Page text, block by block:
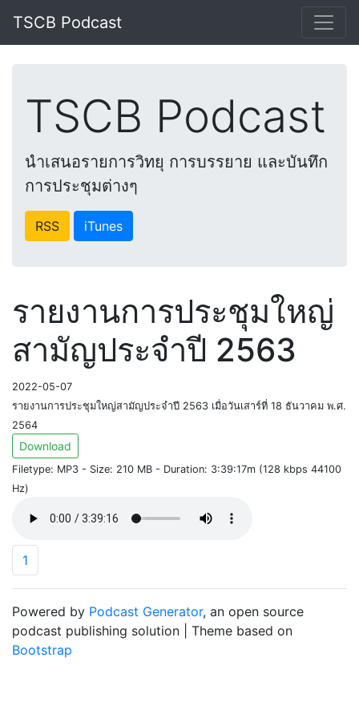
TSCB Podcast
TSCB Podcast
นำเสนอรายการวิทยุ การบรรยาย และบันทึก
การประชุมต่างๆ
RSS iTunes
รายงานการประชุมใหญ่
สามัญประจำปี 2563
2022-05-07
รายงานการประชุมใหญ่สามัญประจำปี 2563 เมื่อวันเสาร์ที่ 18 ธันวาคม พ.ศ.
2564
Download
Filetype: MP3 - Size: 210 MB - Duration: 3:39:17m (128 kbps 44100
Hz)
1
Powered by Podcast Generator, an open source
podcast publishing solution | Theme based on
Bootstrap